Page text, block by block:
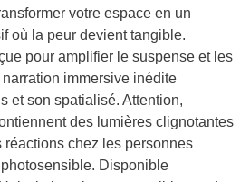
votre espace en un
où la peur devient tangible.
pour amplifier le suspense et les
immersive inédite
et son spatialisé. Attention,
des lumières clignotantes
réactions chez les personnes
Disponible